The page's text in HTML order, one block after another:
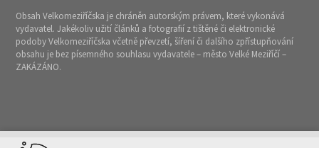
Obsah Velkomeziříčska je chráněn autorským právem, které vykonává
vydavatel. Jakékoliv užití článků a fotografií z tištěné či elektronické
podoby Velkomeziříčska včetně převzetí, šíření či dalšího zpřístupňování
obsahu je bez písemného souhlasu vydavatele – město Velké Meziříčí –
ZAKÁZÁNO.